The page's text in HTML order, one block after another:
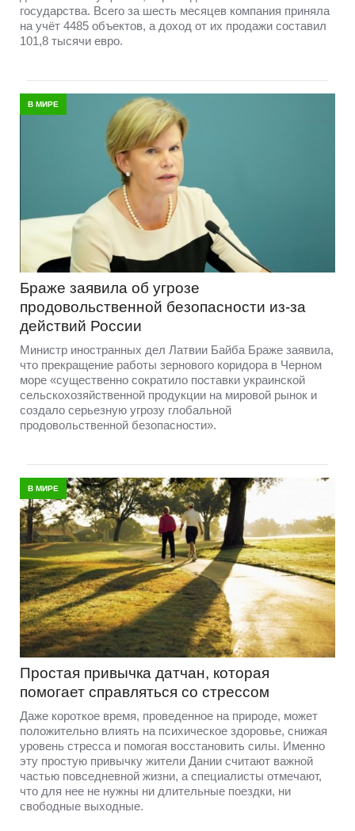
государства. Всего за шесть месяцев компания приняла
на учёт 4485 объектов, а доход от их продажи составил
101,8 тысячи евро.
В МИРЕ
Браже заявила об угрозе
продовольственной безопасности из-за
действий России
Министр иностранных дел Латвии Байба Браже заявила,
что прекращение работы зернового коридора в Черном
море «существенно сократило поставки украинской
сельскохозяйственной продукции на мировой рынок и
создало серьезную угрозу глобальной
продовольственной безопасности».
В МИРЕ
Простая привычка датчан, которая
помогает справляться со стрессом
Даже короткое время, проведенное на природе, может
положительно влиять на психическое здоровье, снижая
уровень стресса и помогая восстановить силы. Именно
эту простую привычку жители Дании считают важной
частью повседневной жизни, а специалисты отмечают,
что для нее не нужны ни длительные поездки, ни
свободные выходные.